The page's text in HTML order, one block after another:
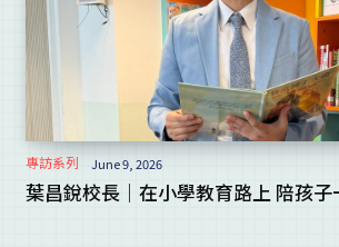
專訪系列 June 9, 2026
葉昌銳校長｜在小學教育路上 陪孩